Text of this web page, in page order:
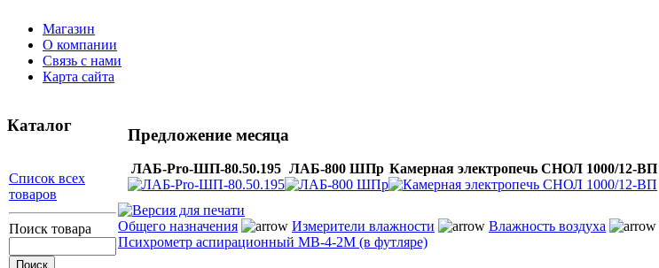
Магазин
О компании
Связь с нами
Карта сайта
Каталог
Список всех
товаров
Поиск товара
Предложение месяца
ЛАБ-Pro-ШП-80.50.195 ЛАБ-800 ШПр Камерная электропечь СНОЛ 1000/12-ВП
Общего назначения Измерители влажности Влажность воздуха
Психрометр аспирационный МВ-4-2М (в футляре)